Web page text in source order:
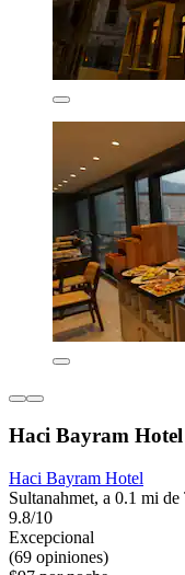
Haci Bayram Hotel
Haci Bayram Hotel
Sultanahmet, a 0.1 mi
9.8/10
Excepcional
(69 opiniones)